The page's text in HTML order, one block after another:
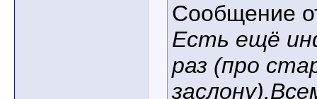
Сообщение
Есть ещё
раз (про